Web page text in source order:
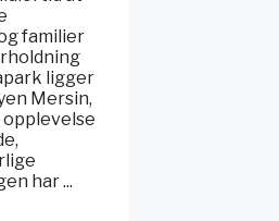
familier
ligger
Mersin,
har ...